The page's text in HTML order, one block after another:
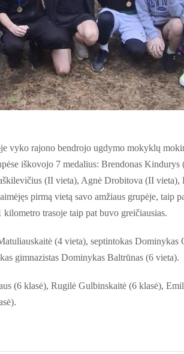
vyko rajono bendrojo ugdymo mokyklų
iškovojo 7 medalius: Brendonas
(II vieta), Agnė Drobitova (II vieta),
pirmą vietą savo amžiaus grupėje, taip
trasoje taip pat buvo greičiausias.
(4 vieta), septintokas Dominykas
gimnazistas Dominykas Baltrūnas (6 vieta).
(6 klasė), Rugilė Gulbinskaitė (6 klasė),